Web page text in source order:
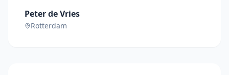
Peter de Vries
Rotterdam